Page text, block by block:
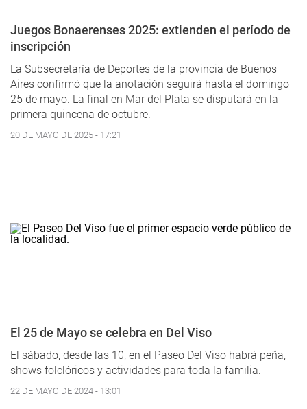
Juegos Bonaerenses 2025: extienden el período de
inscripción
La Subsecretaría de Deportes de la provincia de Buenos
Aires confirmó que la anotación seguirá hasta el domingo
25 de mayo. La final en Mar del Plata se disputará en la
primera quincena de octubre.
20 DE MAYO DE 2025 - 17:21
El 25 de Mayo se celebra en Del Viso
El sábado, desde las 10, en el Paseo Del Viso habrá peña,
shows folclóricos y actividades para toda la familia.
22 DE MAYO DE 2024 - 13:01